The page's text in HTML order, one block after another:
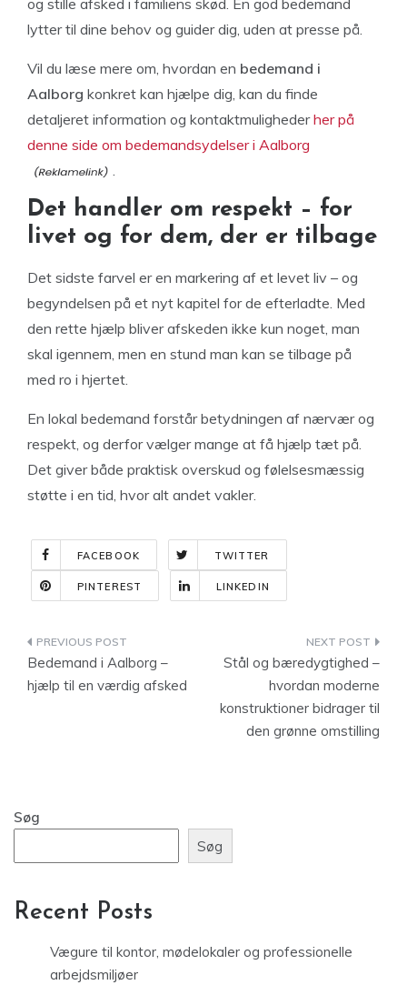
og stille afsked i familiens skød. En god bedemand
lytter til dine behov og guider dig, uden at presse på.
Vil du læse mere om, hvordan en bedemand i
Aalborg konkret kan hjælpe dig, kan du finde
detaljeret information og kontaktmulighederher på
denne side om bedemandsydelser i Aalborg
.
Det handler om respekt – for
livet og for dem, der er tilbage
Det sidste farvel er en markering af et levet liv – og
begyndelsen på et nyt kapitel for de efterladte. Med
den rette hjælp bliver afskeden ikke kun noget, man
skal igennem, men en stund man kan se tilbage på
med ro i hjertet.
En lokal bedemand forstår betydningen af nærvær og
respekt, og derfor vælger mange at få hjælp tæt på.
Det giver både praktisk overskud og følelsesmæssig
støtte i en tid, hvor alt andet vakler.
FACEBOOK TWITTER
PINTEREST LINKEDIN
Indlægsnavigation
Bedemand i Aalborg –
hjælp til en værdig afsked
Stål og bæredygtighed –
hvordan moderne
konstruktioner bidrager til
den grønne omstilling
Søg
Søg
Recent Posts
Vægure til kontor, mødelokaler og professionelle
arbejdsmiljøer